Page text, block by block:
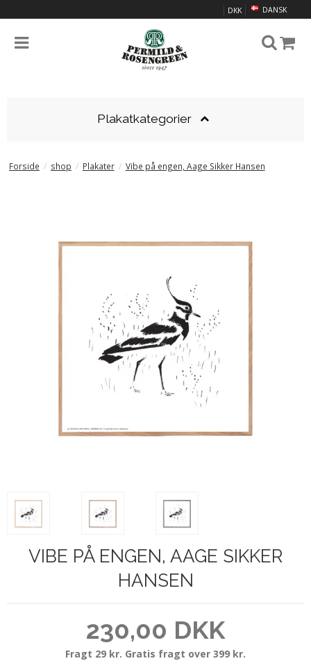
DANSK
DKK
Plakatkategorier
Forside / shop / Plakater / Vibe på engen, Aage Sikker Hansen
VIBE PÅ ENGEN, AAGE SIKKER
HANSEN
230,00 DKK
Fragt 29 kr. Gratis fragt over 399 kr.